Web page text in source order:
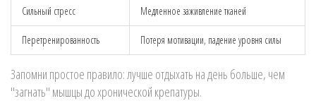
Сильный стресс Медленное заживление тканей
Перетренированность Потеря мотивации, падение уровня силы
Запомни простое правило: лучше отдыхать на день больше, чем
"загнать" мышцы до хронической крепатуры.